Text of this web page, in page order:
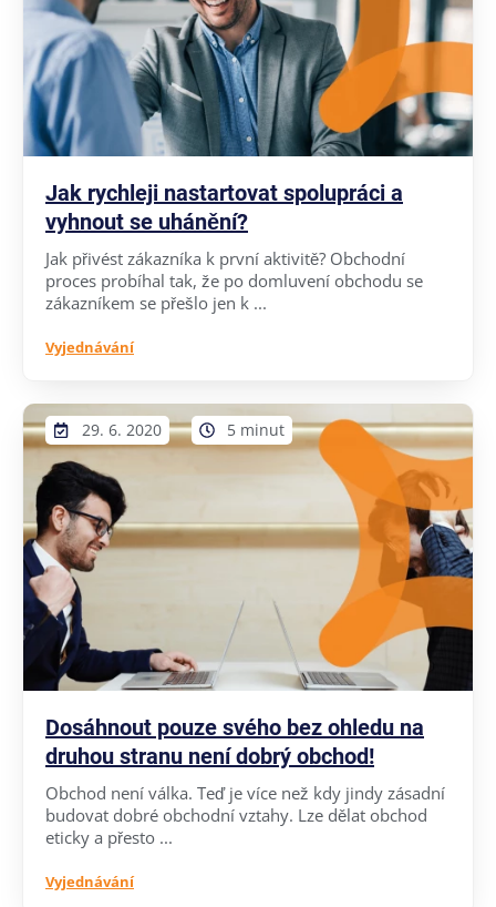
Jak rychleji nastartovat spolupráci a
vyhnout se uhánění?
Jak přivést zákazníka k první aktivitě? Obchodní
proces probíhal tak, že po domluvení obchodu se
zákazníkem se přešlo jen k ...
Vyjednávání
29. 6. 2020 5 minut
Dosáhnout pouze svého bez ohledu na
druhou stranu není dobrý obchod!
Obchod není válka. Teď je více než kdy jindy zásadní
budovat dobré obchodní vztahy. Lze dělat obchod
eticky a přesto ...
Vyjednávání